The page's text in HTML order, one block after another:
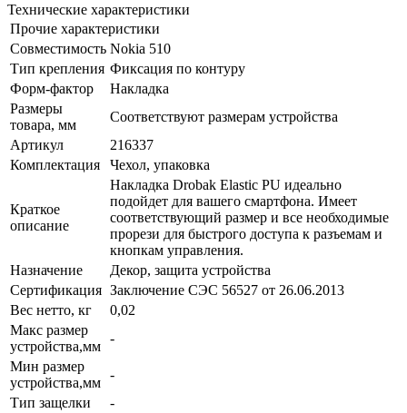
Технические характеристики
Прочие характеристики
Совместимость Nokia 510
Тип крепления Фиксация по контуру
Форм-фактор
Накладка
Размеры
товара, мм
Соответствуют размерам устройства
Артикул
216337
Комплектация
Чехол, упаковка
Краткое
описание
Накладка Drobak Elastic PU идеально
подойдет для вашего смартфона. Имеет
соответствующий размер и все необходимые
прорези для быстрого доступа к разъемам и
кнопкам управления.
Назначение
Декор, защита устройства
Сертификация Заключение СЭС 56527 от 26.06.2013
Вес нетто, кг
0,02
Макс размер
устройства,мм
-
Мин размер
устройства,мм
-
Тип защелки
-